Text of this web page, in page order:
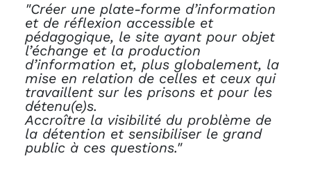
"Créer une plate-forme d’information
et de réflexion accessible et
pédagogique, le site ayant pour objet
l’échange et la production
d’information et, plus globalement, la
mise en relation de celles et ceux qui
travaillent sur les prisons et pour les
détenu(e)s.
Accroître la visibilité du problème de
la détention et sensibiliser le grand
public à ces questions."